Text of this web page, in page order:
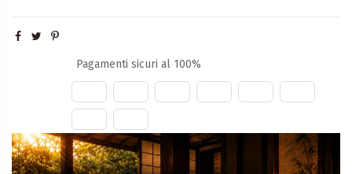
Pagamenti sicuri al 100%